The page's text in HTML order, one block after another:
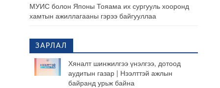
МУИС болон Японы Тояама их сургууль хооронд
хамтын ажиллагааны гэрээ байгууллаа
ЗАРЛАЛ
Хяналт шинжилгээ үнэлгээ, дотоод
аудитын газар | Нээлттэй ажлын
байранд урьж байна